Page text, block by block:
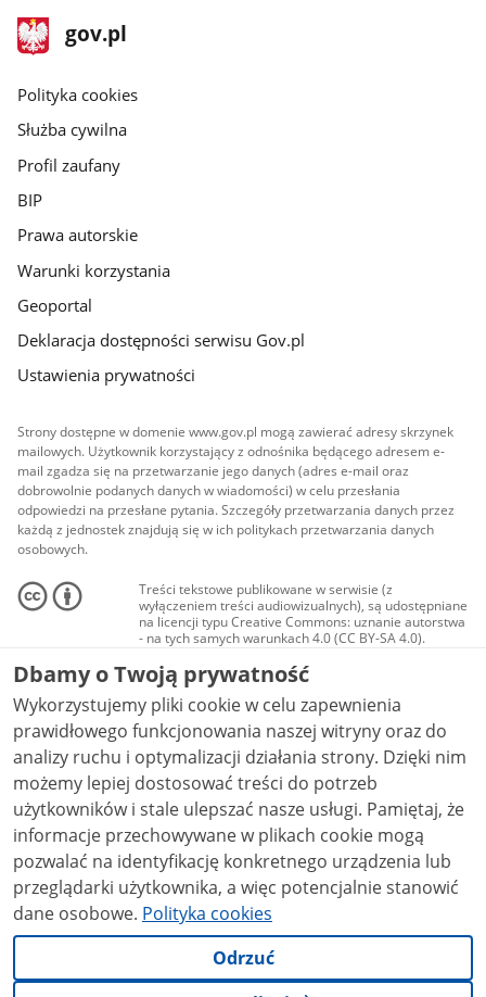
stopka
gov.pl
Strona
gov.pl
gov.pl
Polityka cookies
Służba cywilna
Profil zaufany
BIP
Prawa autorskie
Warunki korzystania
Geoportal
Deklaracja dostępności serwisu Gov.pl
Ustawienia prywatności
Strony dostępne w domenie www.gov.pl mogą zawierać adresy skrzynek
mailowych. Użytkownik korzystający z odnośnika będącego adresem e-
mail zgadza się na przetwarzanie jego danych (adres e-mail oraz
dobrowolnie podanych danych w wiadomości) w celu przesłania
odpowiedzi na przesłane pytania. Szczegóły przetwarzania danych przez
każdą z jednostek znajdują się w ich politykach przetwarzania danych
osobowych.
Treści tekstowe publikowane w serwisie (z
wyłączeniem treści audiowizualnych), są udostępniane
na licencji typu Creative Commons: uznanie autorstwa
- na tych samych warunkach 4.0 (CC BY-SA 4.0).
Materiały audiowizualne, w tym zdjęcia, materiały
audio i wideo, są udostępniane na licencji typu
Creative Commons: uznanie autorstwa użycie
niekomercyjne - bez utworów zależnych 4.0 (CC BY-
NC-ND 4.0), o ile nie jest to stwierdzone inaczej.
Dbamy o Twoją prywatność
Wykorzystujemy pliki cookie w celu zapewnienia
prawidłowego funkcjonowania naszej witryny oraz do
analizy ruchu i optymalizacji działania strony. Dzięki nim
możemy lepiej dostosować treści do potrzeb
użytkowników i stale ulepszać nasze usługi. Pamiętaj, że
informacje przechowywane w plikach cookie mogą
pozwalać na identyfikację konkretnego urządzenia lub
przeglądarki użytkownika, a więc potencjalnie stanowić
dane osobowe. Polityka cookies
Odrzuć